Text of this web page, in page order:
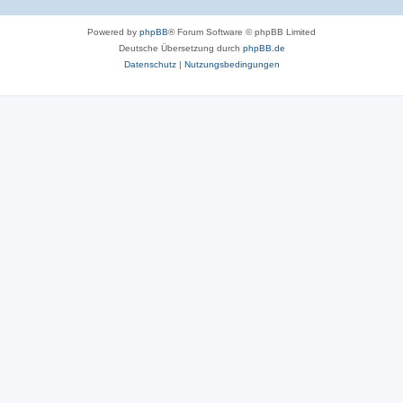
Powered by phpBB® Forum Software © phpBB Limited
Deutsche Übersetzung durch phpBB.de
Datenschutz| Nutzungsbedingungen